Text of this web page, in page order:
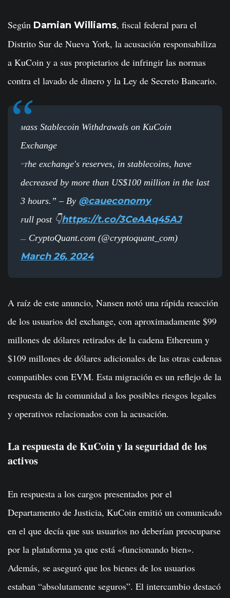
Según Damian Williams, fiscal federal para el
Distrito Sur de Nueva York, la acusación responsabiliza
a KuCoin y a sus propietarios de infringir las normas
contra el lavado de dinero y la Ley de Secreto Bancario.
Mass Stablecoin Withdrawals on KuCoin
Exchange
“The exchange's reserves, in stablecoins, have
decreased by more than US$100 million in the last
3 hours.” – By @caueconomy
Full post 👇https://t.co/3CeAAq45AJ
— CryptoQuant.com (@cryptoquant_com)
March 26, 2024
A raíz de este anuncio, Nansen notó una rápida reacción
de los usuarios del exchange, con aproximadamente $99
millones de dólares retirados de la cadena Ethereum y
$109 millones de dólares adicionales de las otras cadenas
compatibles con EVM. Esta migración es un reflejo de la
respuesta de la comunidad a los posibles riesgos legales
y operativos relacionados con la acusación.
La respuesta de KuCoin y la seguridad de los
activos
En respuesta a los cargos presentados por el
Departamento de Justicia, KuCoin emitió un comunicado
en el que decía que sus usuarios no deberían preocuparse
por la plataforma ya que está «funcionando bien».
Además, se aseguró que los bienes de los usuarios
estaban “absolutamente seguros”. El intercambio destacó